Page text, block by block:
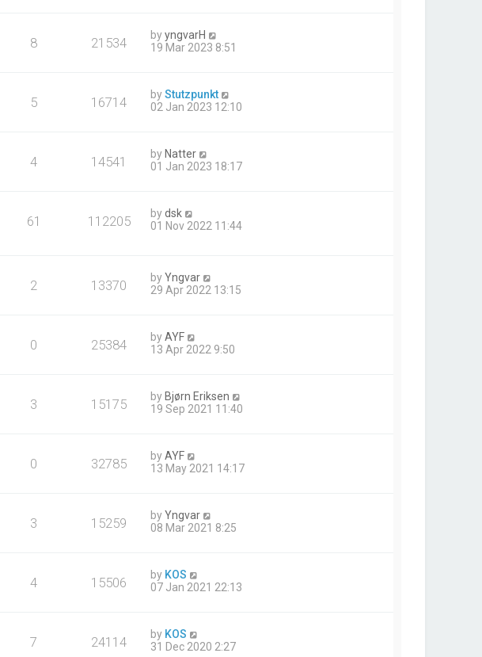
8 21534 byyngvarH
19 Mar 2023 8:51
5 16714 byStutzpunkt
02 Jan 2023 12:10
4 14541 by Natter
01 Jan 2023 18:17
61 112205 bydsk
01 Nov 2022 11:44
2 13370 byYngvar
29 Apr 2022 13:15
0 25384 byAYF
13 Apr 2022 9:50
3 15175 by Bjørn Eriksen
19 Sep 2021 11:40
0 32785 byAYF
13 May 2021 14:17
3 15259 byYngvar
08 Mar 2021 8:25
4 15506 by KOS
07 Jan 2021 22:13
7 24114 by KOS
31 Dec 2020 2:27